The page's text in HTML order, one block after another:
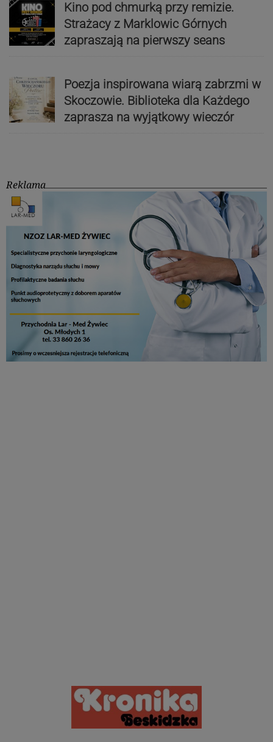
Kino pod chmurką przy remizie.
Strażacy z Marklowic Górnych
zapraszają na pierwszy seans
Poezja inspirowana wiarą zabrzmi w
Skoczowie. Biblioteka dla Każdego
zaprasza na wyjątkowy wieczór
Reklama